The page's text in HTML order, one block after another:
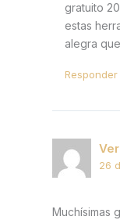
gratuito
estas
alegra
Responder
26
Muchísimas